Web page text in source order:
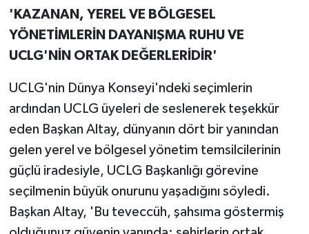
'KAZANAN, YEREL VE BÖLGESEL
YÖNETİMLERİN DAYANIŞMA RUHU VE
UCLG'NİN ORTAK DEĞERLERİDİR'
UCLG'nin Dünya Konseyi'ndeki seçimlerin
ardından UCLG üyeleri de seslenerek teşekkür
eden Başkan Altay, dünyanın dört bir yanından
gelen yerel ve bölgesel yönetim temsilcilerinin
güçlü iradesiyle, UCLG Başkanlığı görevine
seçilmenin büyük onurunu yaşadığını söyledi.
Başkan Altay, 'Bu teveccüh, şahsıma göstermiş